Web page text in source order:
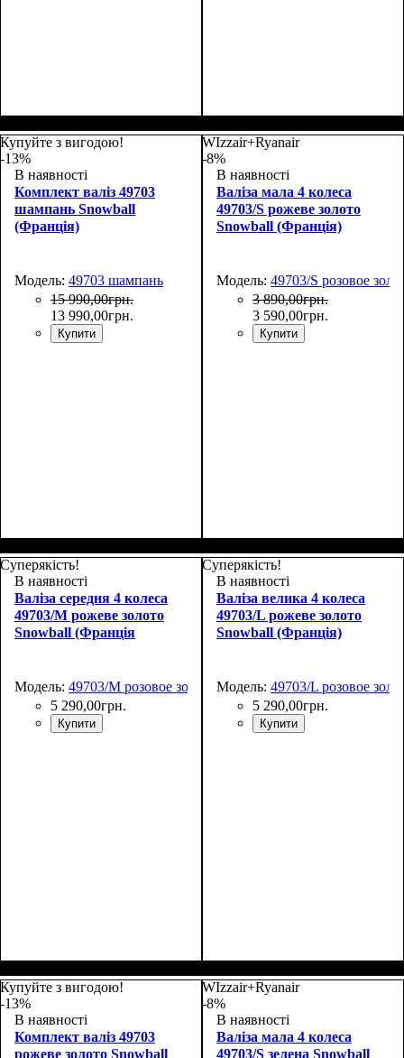
65х46х25+5
76х51х30+5
Купуйте з вигодою!
-13%
В наявності
Комплект валіз 49703
шампань Snowball
(Франція)
Модель: 49703 шампань
15 990,00грн.
13 990,00грн.
Купити
WIzzair+Ryanair
-8%
В наявності
Валіза мала 4 колеса
49703/S рожеве золото
Snowball (Франція)
Модель: 49703/S розовое
3 890,00грн.
3 590,00грн.
Купити
55х39х20+5
Суперякість!
В наявності
Валіза середня 4 колеса
49703/M рожеве золото
Snowball (Франція
Модель: 49703/M розовое золото
5 290,00грн.
Купити
65х46х25+5
Суперякість!
В наявності
Валіза велика 4 колеса
49703/L рожеве золото
Snowball (Франція)
Модель: 49703/L розовое
5 290,00грн.
Купити
76х51х30+5
Купуйте з вигодою!
-13%
В наявності
Комплект валіз 49703
рожеве золото Snowball
WIzzair+Ryanair
-8%
В наявності
Валіза мала 4 колеса
49703/S зелена Snowball